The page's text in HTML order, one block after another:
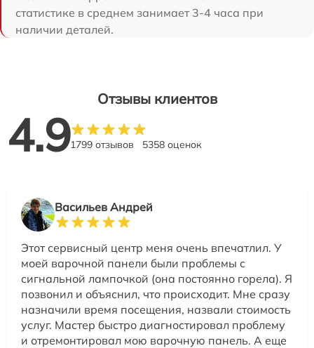
статистике в среднем занимает 3-4 часа при
наличии деталей.
Отзывы клиентов
4.91799 отзывов 5358 оценок
Васильев Андрей
Этот сервисный центр меня очень впечатлил. У
моей варочной панели были проблемы с
сигнальной лампочкой (она постоянно горела). Я
позвонил и объяснил, что происходит. Мне сразу
назначили время посещения, назвали стоимость
услуг. Мастер быстро диагностировал проблему
и отремонтировал мою варочную панель. А еще